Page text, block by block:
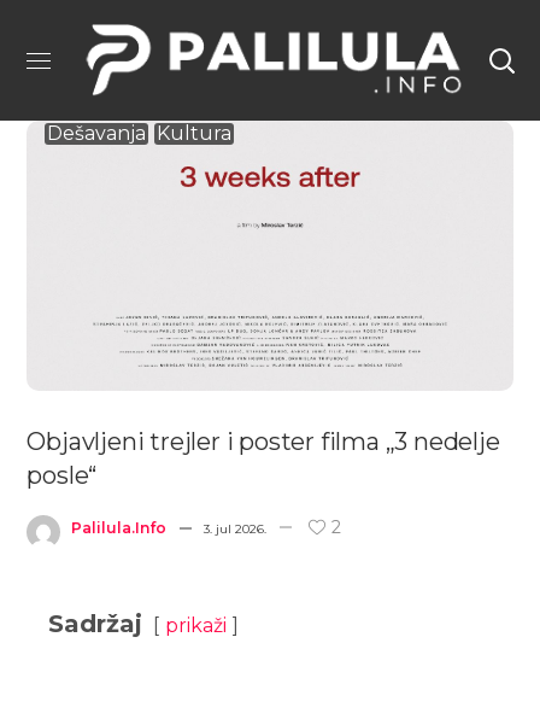
Dešavanja Kultura
Objavljeni trejler i poster filma „3 nedelje
posle“
Palilula.info 3. jul 2026. 2
Sadržaj prikaži